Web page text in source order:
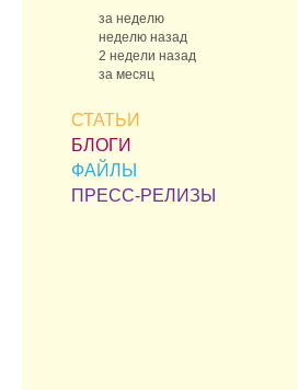
за неделю
неделю назад
2 недели назад
за месяц
СТАТЬИ
БЛОГИ
ФАЙЛЫ
ПРЕСС-РЕЛИЗЫ